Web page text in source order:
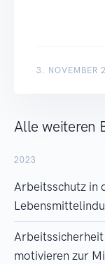
3. NOVEMBER
Alle weiteren
2023
Arbeitsschutz in
motivieren zur